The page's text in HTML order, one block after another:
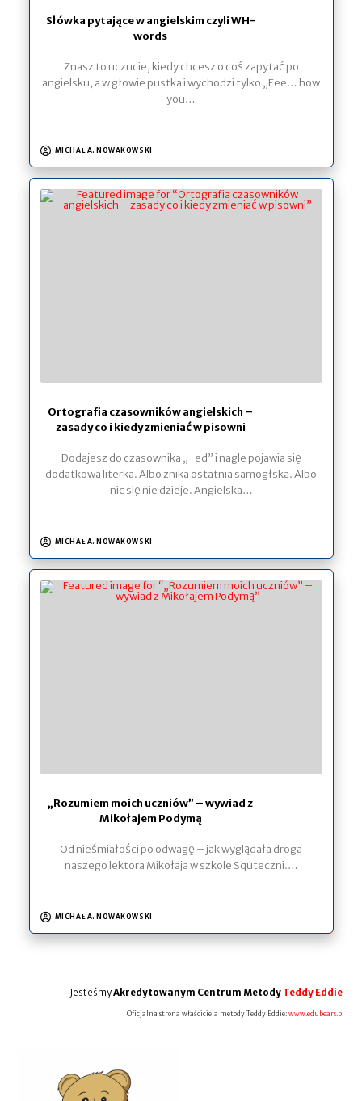
Słówka pytające w angielskim czyli WH-
words
Znasz to uczucie, kiedy chcesz o coś zapytać po
angielsku, a w głowie pustka i wychodzi tylko „Eee… how
you…
MICHAŁ A. NOWAKOWSKI
Ortografia czasowników angielskich –
zasady co i kiedy zmieniać w pisowni
Dodajesz do czasownika „-ed” i nagle pojawia się
dodatkowa literka. Albo znika ostatnia samogłska. Albo
nic się nie dzieje. Angielska…
MICHAŁ A. NOWAKOWSKI
„Rozumiem moich uczniów” – wywiad z
Mikołajem Podymą
Od nieśmiałości po odwagę – jak wyglądała droga
naszego lektora Mikołaja w szkole Squteczni.…
MICHAŁ A. NOWAKOWSKI
JesteśmyAkredytowanym Centrum Metody Teddy Eddie
Oficjalna strona właściciela metody Teddy Eddie: www.edubears.pl